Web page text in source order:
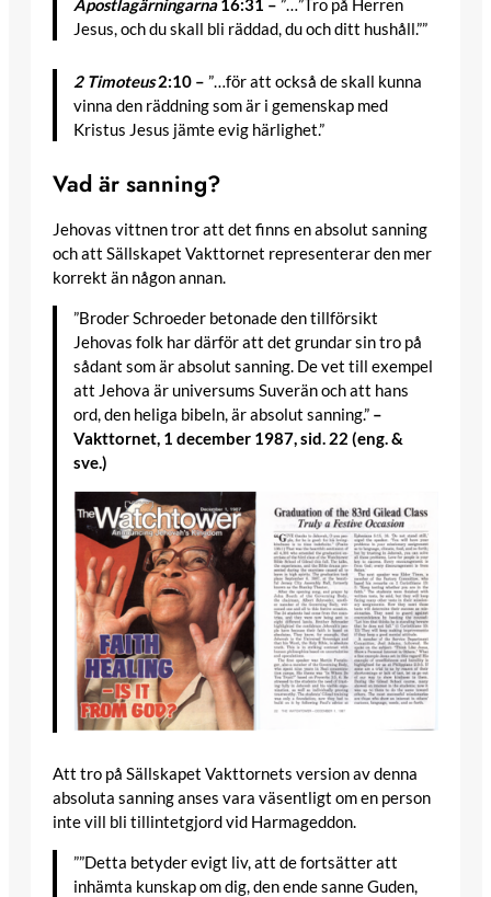
Apostlagärningarna16:31 – ”…”Tro på Herren
Jesus, och du skall bli räddad, du och ditt hushåll.””
2 Timoteus2:10 – ”…för att också de skall kunna
vinna den räddning som är i gemenskap med
Kristus Jesus jämte evig härlighet.”
Vad är sanning?
Jehovas vittnen tror att det finns en absolut sanning
och att Sällskapet Vakttornet representerar den mer
korrekt än någon annan.
”Broder Schroeder betonade den tillförsikt
Jehovas folk har därför att det grundar sin tro på
sådant som är absolut sanning. De vet till exempel
att Jehova är universums Suverän och att hans
ord, den heliga bibeln, är absolut sanning.” –
Vakttornet, 1 december 1987, sid. 22 (eng. &
sve.)
Att tro på Sällskapet Vakttornets version av denna
absoluta sanning anses vara väsentligt om en person
inte vill bli tillintetgjord vid Harmageddon.
””Detta betyder evigt liv, att de fortsätter att
inhämta kunskap om dig, den ende sanne Guden,